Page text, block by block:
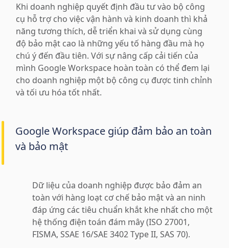
Khi doanh nghiệp quyết định đầu tư vào bộ công
cụ hỗ trợ cho việc vận hành và kinh doanh thì khả
năng tương thích, dễ triển khai và sử dụng cùng
độ bảo mật cao là những yếu tố hàng đầu mà họ
chú ý đến đầu tiên. Với sự nâng cấp cải tiến của
mình Google Workspace hoàn toàn có thể đem lại
cho doanh nghiệp một bộ công cụ được tinh chỉnh
và tối ưu hóa tốt nhất.
Google Workspace giúp đảm bảo an toàn
và bảo mật
Dữ liệu của doanh nghiệp được bảo đảm an
toàn với hàng loạt cơ chế bảo mật và an ninh
đáp ứng các tiêu chuẩn khắt khe nhất cho một
hệ thống điện toán đám mây (ISO 27001,
FISMA, SSAE 16/SAE 3402 Type II, SAS 70).